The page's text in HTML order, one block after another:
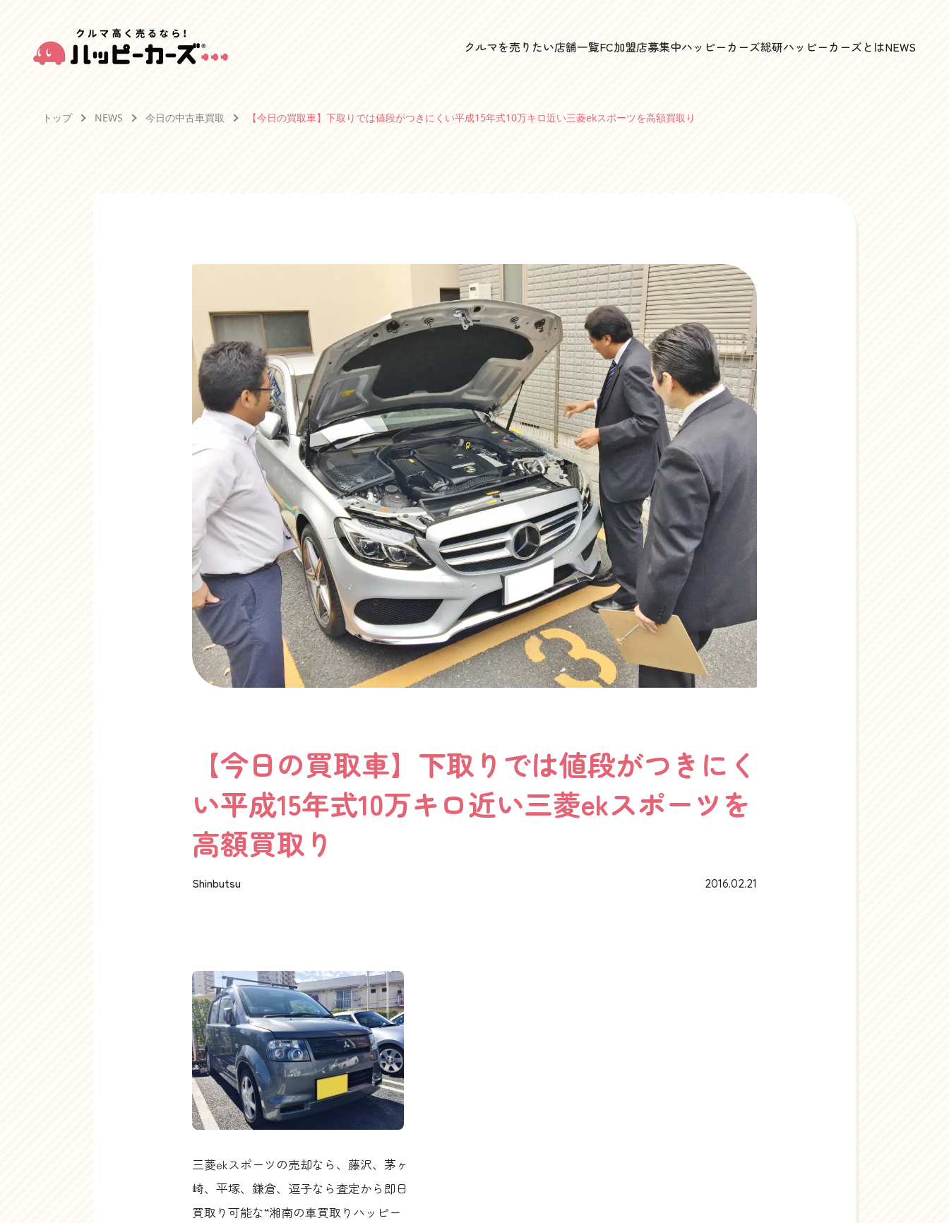
クルマを売りたい店舗一覧FC加盟店募集中ハッピーカーズ総研ハッピーカーズとはNEWS
トップ NEWS 今日の中古車買取 【今日の買取車】下取りでは値段がつきにくい平成15年式10万キロ近い三菱ekスポーツを高額買取り
【今日の買取車】下取りでは値段がつきにく
い平成15年式10万キロ近い三菱ekスポーツを
高額買取り
Shinbutsu 2016.02.21
三菱ekスポーツの売却なら、藤沢、茅ヶ
崎、平塚、鎌倉、逗子なら査定から即日
買取り可能な“湘南の車買取りハッピー